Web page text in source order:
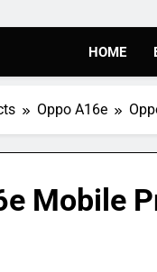
HOME
Oppo A16e
Mobile